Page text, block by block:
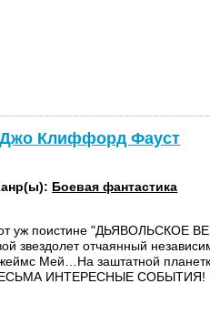
Клиффорд Фауст
Боевая фантастика
уж поистине "ДЬЯВОЛЬСКОЕ
звездолет отчаянный
Мей…На заштатной
ИНТЕРЕСНЫЕ СОБЫТИЯ!